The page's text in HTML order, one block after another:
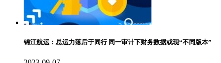
锦江航运：总运力落后于同行 同一审计下财务数据或现“不同版本”